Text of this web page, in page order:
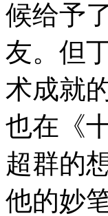
候给予
友。但
术成就
也在《
超群的
他的妙